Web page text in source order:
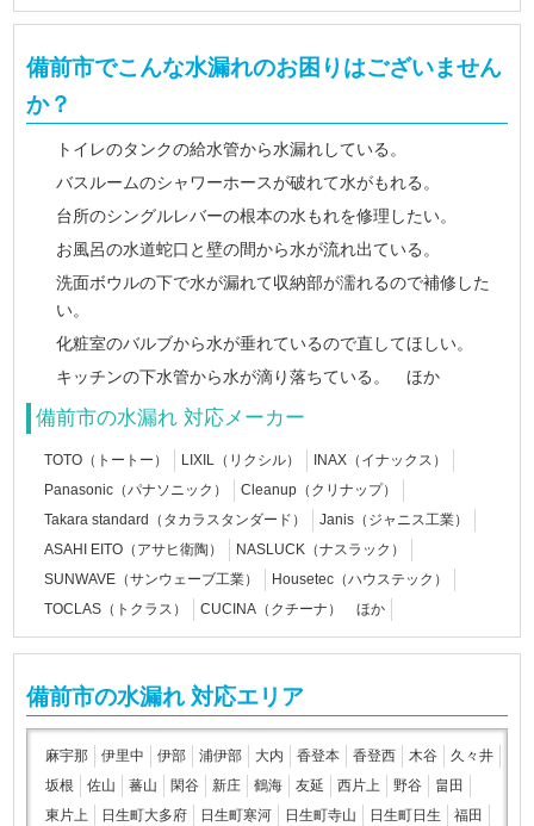
備前市でこんな水漏れのお困りはございません
か？
トイレのタンクの給水管から水漏れしている。
バスルームのシャワーホースが破れて水がもれる。
台所のシングルレバーの根本の水もれを修理したい。
お風呂の水道蛇口と壁の間から水が流れ出ている。
洗面ボウルの下で水が漏れて収納部が濡れるので補修した
い。
化粧室のバルブから水が垂れているので直してほしい。
キッチンの下水管から水が滴り落ちている。 ほか
備前市の水漏れ 対応メーカー
TOTO（トートー） LIXIL（リクシル）
INAX（イナックス）
Panasonic（パナソニック）
Cleanup（クリナップ）
Takara standard（タカラスタンダード）
Janis（ジャニス工業）
ASAHI EITO（アサヒ衛陶）
NASLUCK（ナスラック）
SUNWAVE（サンウェーブ工業）
Housetec（ハウステック）
TOCLAS（トクラス）
CUCINA（クチーナ） ほか
備前市の水漏れ 対応エリア
麻宇那 伊里中 伊部 浦伊部 大内 香登本 香登西 木谷
久々井
坂根
佐山 蕃山 閑谷 新庄 鶴海 友延 西片上 野谷
畠田
東片上
日生町大多府 日生町寒河 日生町寺山 日生町日生
福田